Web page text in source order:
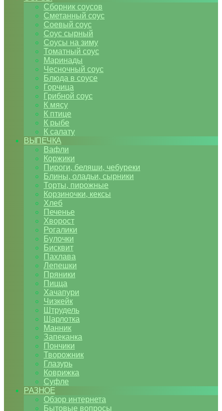
Сборник соусов
Сметанный соус
Соевый соус
Соус сырный
Соусы на зиму
Томатный соус
Маринады
Чесночный соус
Блюда в соусе
Горчица
Грибной соус
К мясу
К птице
К рыбе
К салату
ВЫПЕЧКА
Вафли
Коржики
Пироги, беляши, чебуреки
Блины, оладьи, сырники
Торты, пирожные
Корзиночки, кексы
Хлеб
Печенье
Хворост
Рогалики
Булочки
Бисквит
Пахлава
Лепешки
Пряники
Пицца
Хачапури
Чизкейк
Штрудель
Шарлотка
Манник
Запеканка
Пончики
Творожник
Глазурь
Коврижка
Суфле
РАЗНОЕ
Обзор интернета
Бытовые вопросы